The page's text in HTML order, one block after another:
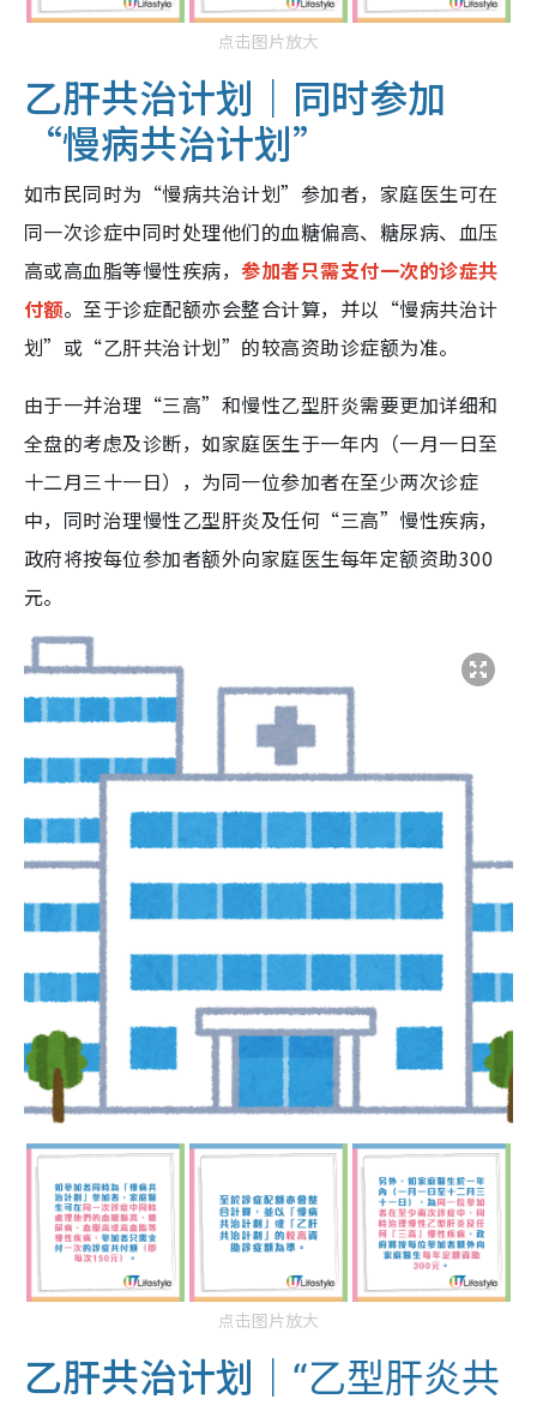
点击图片放大
乙肝共治计划｜同时参加
“慢病共治计划”
如市民同时为“慢病共治计划”参加者，家庭医生可在
同一次诊症中同时处理他们的血糖偏高、糖尿病、血压
高或高血脂等慢性疾病， 参加者只需支付一次的诊症共
付额。至于诊症配额亦会整合计算，并以“慢病共治计
划”或“乙肝共治计划”的较高资助诊症额为准。
由于一并治理“三高”和慢性乙型肝炎需要更加详细和
全盘的考虑及诊断，如家庭医生于一年内（一月一日至
十二月三十一日），为同一位参加者在至少两次诊症
中，同时治理慢性乙型肝炎及任何“三高”慢性疾病，
政府将按每位参加者额外向家庭医生每年定额资助300
元。
点击图片放大
乙肝共治计划｜ “乙型肝炎共